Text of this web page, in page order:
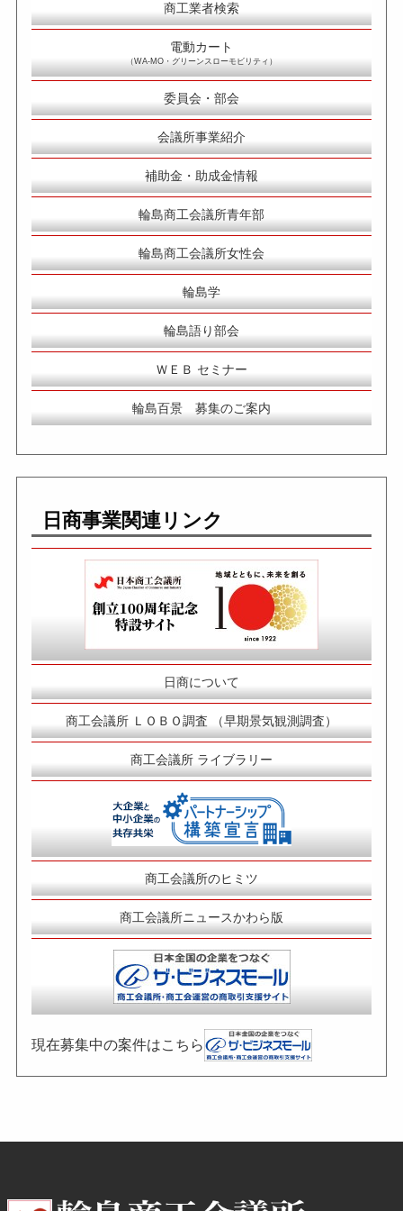
商工業者検索
電動カート
（WA-MO・グリーンスローモビリティ）
委員会・部会
会議所事業紹介
補助金・助成金情報
輪島商工会議所青年部
輪島商工会議所女性会
輪島学
輪島語り部会
ＷＥＢ セミナー
輪島百景 募集のご案内
日商事業関連リンク
日商について
商工会議所 ＬＯＢＯ調査 （早期景気観測調査）
商工会議所 ライブラリー
商工会議所のヒミツ
商工会議所ニュースかわら版
現在募集中の案件はこちら